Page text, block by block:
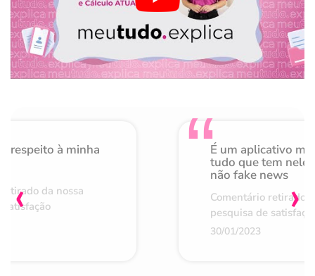
respeito à minha
da nossa
É um aplicativo
tudo que tem nele
não fake news
Comentário retirado
pesquisa de
30/01/2023
‹ ›